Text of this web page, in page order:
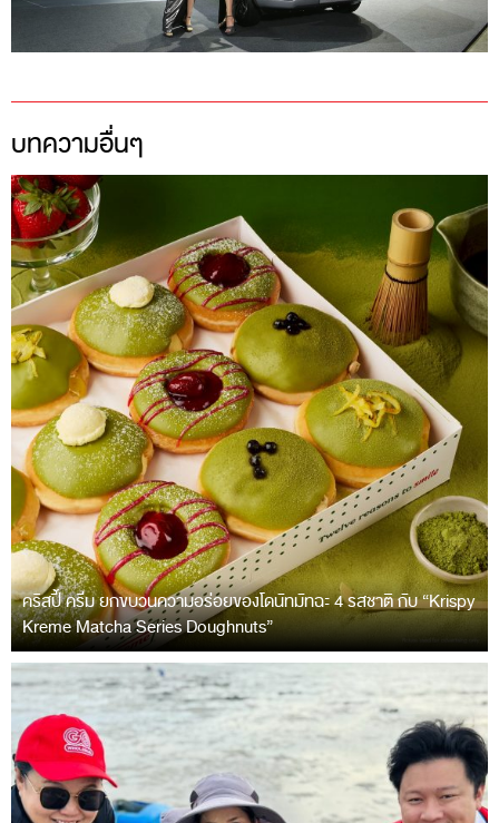
บทความอื่นๆ
คริสปี้ ครีม ยกขบวนความอร่อยของโดนัทมัทฉะ 4 รสชาติ กับ “Krispy
Kreme Matcha Series Doughnuts”